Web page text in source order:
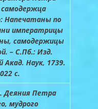
самодержца
Напечатаны по
императрицы
самодержицы
– С.Пб.: Изд.
Наук, 1739.
с.
Деяния Петра
мудрого